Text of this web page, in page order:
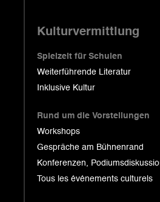
Kulturvermittlung
Spielzeit für Schulen
Weiterführende Literatur
Inklusive Kultur
Rund um die Vorstellungen
Workshops
Gespräche am Bühnenrand
Konferenzen,
Tous les événements culturels